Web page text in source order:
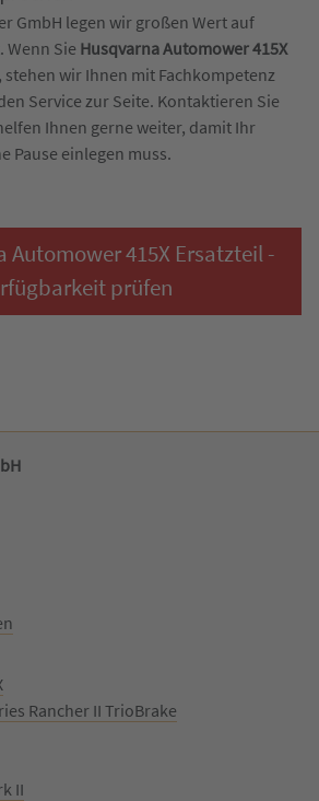
GmbH legen wir großen Wert auf
Sie Husqvarna Automower 415X
wir Ihnen mit Fachkompetenz
Service zur Seite. Kontaktieren Sie
Ihnen gerne weiter, damit Ihr
Pause einlegen muss.
Automower 415X Ersatzteil -
prüfen
Rancher II TrioBrake
II